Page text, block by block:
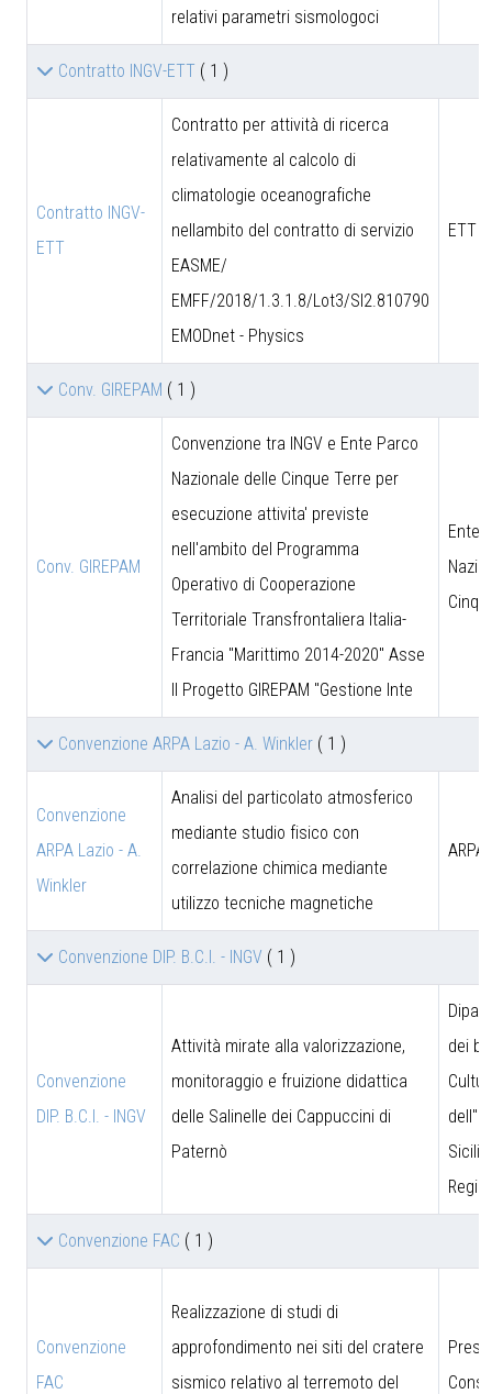
relativi parametri sismologoci
Contratto INGV-ETT ( 1 )
Contratto INGV-
ETT
Contratto per attività di ricerca
relativamente al calcolo di
climatologie oceanografiche
nellambito del contratto di servizio
EASME/
EMFF/2018/1.3.1.8/Lot3/SI2.810790
EMODnet - Physics
ETT
Conv. GIREPAM ( 1 )
Conv. GIREPAM
Convenzione tra INGV e Ente Parco
Nazionale delle Cinque Terre per
esecuzione attivita' previste
nell'ambito del Programma
Operativo di Cooperazione
Territoriale Transfrontaliera Italia-
Francia "Marittimo 2014-2020" Asse
II Progetto GIREPAM "Gestione Inte
Ente
Convenzione ARPA Lazio - A. Winkler ( 1 )
Convenzione
ARPA Lazio - A.
Winkler
Analisi del particolato atmosferico
mediante studio fisico con
correlazione chimica mediante
utilizzo tecniche magnetiche
ARPA
Convenzione DIP. B.C.I. - INGV ( 1 )
Convenzione
DIP. B.C.I. - INGV
Attività mirate alla valorizzazione,
monitoraggio e fruizione didattica
delle Salinelle dei Cappuccini di
Paternò
dei
Convenzione FAC ( 1 )
Convenzione
FAC
Realizzazione di studi di
approfondimento nei siti del cratere
sismico relativo al terremoto del